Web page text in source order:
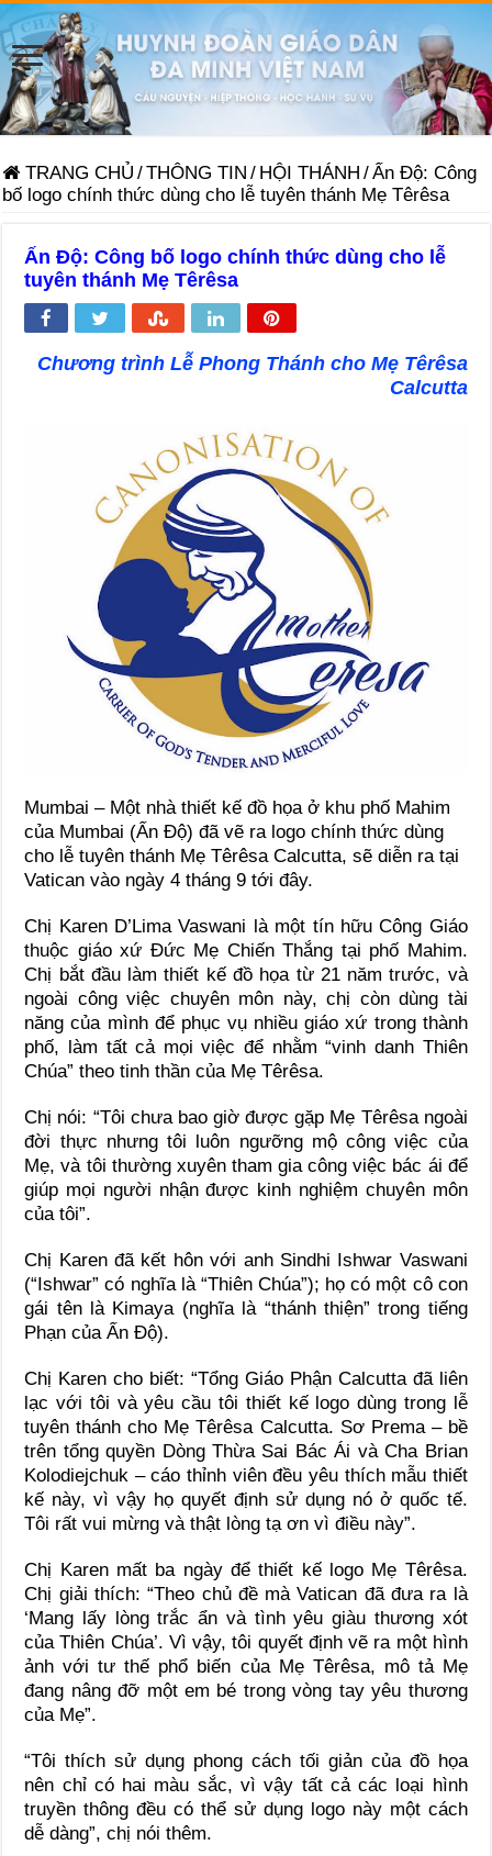
TRANG CHỦ /THÔNG TIN / HỘI THÁNH /Ấn Độ: Công
bố logo chính thức dùng cho lễ tuyên thánh Mẹ Têrêsa
Ấn Độ: Công bố logo chính thức dùng cho lễ
tuyên thánh Mẹ Têrêsa
Chương trình Lễ Phong Thánh cho Mẹ Têrêsa
Calcutta
Mumbai – Một nhà thiết kế đồ họa ở khu phố Mahim
của Mumbai (Ấn Độ) đã vẽ ra logo chính thức dùng
cho lễ tuyên thánh Mẹ Têrêsa Calcutta, sẽ diễn ra tại
Vatican vào ngày 4 tháng 9 tới đây.
Chị Karen D’Lima Vaswani là một tín hữu Công Giáo
thuộc giáo xứ Đức Mẹ Chiến Thắng tại phố Mahim.
Chị bắt đầu làm thiết kế đồ họa từ 21 năm trước, và
ngoài công việc chuyên môn này, chị còn dùng tài
năng của mình để phục vụ nhiều giáo xứ trong thành
phố, làm tất cả mọi việc để nhằm “vinh danh Thiên
Chúa” theo tinh thần của Mẹ Têrêsa.
Chị nói: “Tôi chưa bao giờ được gặp Mẹ Têrêsa ngoài
đời thực nhưng tôi luôn ngưỡng mộ công việc của
Mẹ, và tôi thường xuyên tham gia công việc bác ái để
giúp mọi người nhận được kinh nghiệm chuyên môn
của tôi”.
Chị Karen đã kết hôn với anh Sindhi Ishwar Vaswani
(“Ishwar” có nghĩa là “Thiên Chúa”); họ có một cô con
gái tên là Kimaya (nghĩa là “thánh thiện” trong tiếng
Phạn của Ấn Độ).
Chị Karen cho biết: “Tổng Giáo Phận Calcutta đã liên
lạc với tôi và yêu cầu tôi thiết kế logo dùng trong lễ
tuyên thánh cho Mẹ Têrêsa Calcutta. Sơ Prema – bề
trên tổng quyền Dòng Thừa Sai Bác Ái và Cha Brian
Kolodiejchuk – cáo thỉnh viên đều yêu thích mẫu thiết
kế này, vì vậy họ quyết định sử dụng nó ở quốc tế.
Tôi rất vui mừng và thật lòng tạ ơn vì điều này”.
Chị Karen mất ba ngày để thiết kế logo Mẹ Têrêsa.
Chị giải thích: “Theo chủ đề mà Vatican đã đưa ra là
‘Mang lấy lòng trắc ẩn và tình yêu giàu thương xót
của Thiên Chúa’. Vì vậy, tôi quyết định vẽ ra một hình
ảnh với tư thế phổ biến của Mẹ Têrêsa, mô tả Mẹ
đang nâng đỡ một em bé trong vòng tay yêu thương
của Mẹ”.
“Tôi thích sử dụng phong cách tối giản của đồ họa
nên chỉ có hai màu sắc, vì vậy tất cả các loại hình
truyền thông đều có thể sử dụng logo này một cách
dễ dàng”, chị nói thêm.